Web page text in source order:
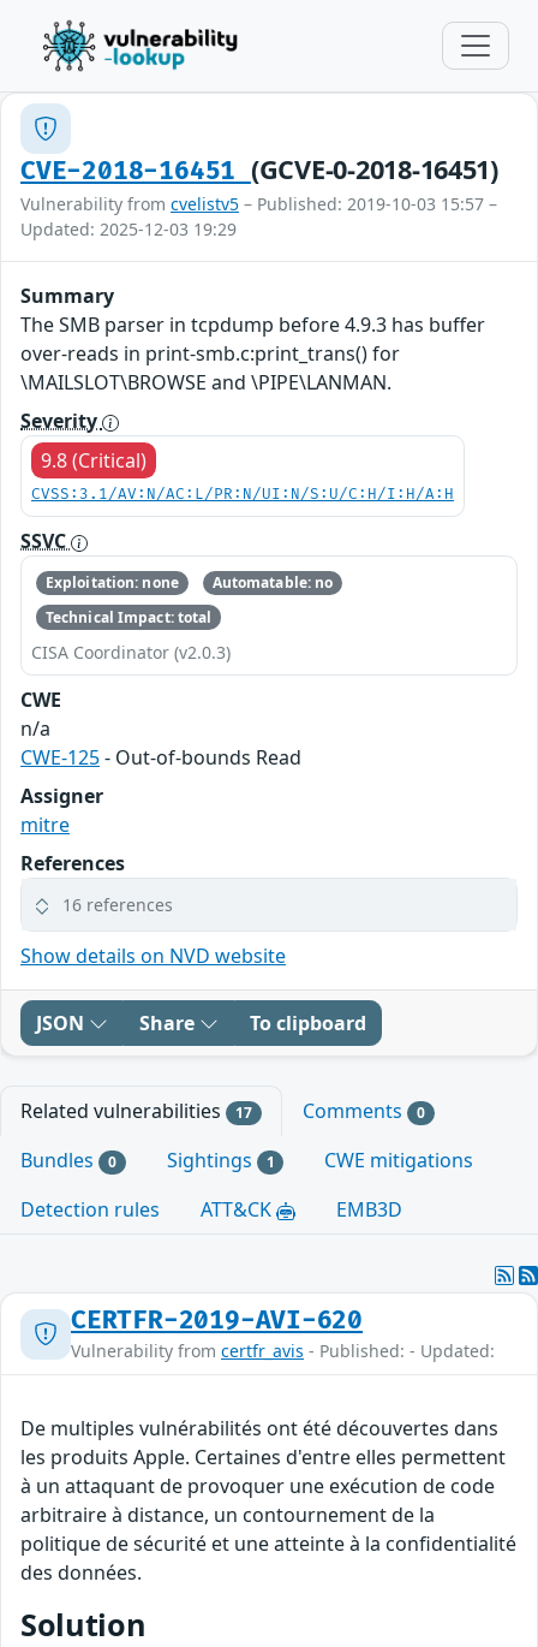
CVE-2018-16451 (GCVE-0-2018-16451)
Vulnerability from cvelistv5 – Published: 2019-10-03 15:57 –
Updated: 2025-12-03 19:29
Summary
The SMB parser in tcpdump before 4.9.3 has buffer
over-reads in print-smb.c:print_trans() for
\MAILSLOT\BROWSE and \PIPE\LANMAN.
Severity
9.8 (Critical)
CVSS:3.1/AV:N/AC:L/PR:N/UI:N/S:U/C:H/I:H/A:H
SSVC
Exploitation: none
Automatable: no
Technical Impact: total
CISA Coordinator (v2.0.3)
CWE
n/a
CWE-125- Out-of-bounds Read
Assigner
mitre
References
16 references
Show details on NVD website
JSON Share To clipboard
Related vulnerabilities 17 Comments 0
Bundles 0 Sightings 1
CWE mitigations
Detection rules
ATT&CK EMB3D
CERTFR-2019-AVI-620
Vulnerability from certfr_avis - Published: - Updated:
De multiples vulnérabilités ont été découvertes dans
les produits Apple. Certaines d'entre elles permettent
à un attaquant de provoquer une exécution de code
arbitraire à distance, un contournement de la
politique de sécurité et une atteinte à la confidentialité
des données.
Solution